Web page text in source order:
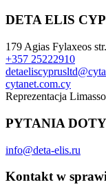
DETA ELIS
179 Agias Fylaxeos
+357 25222910
cytanet.com.cy
Reprezentacja
PYTANIA
info@deta-elis.ru
Kontakt w